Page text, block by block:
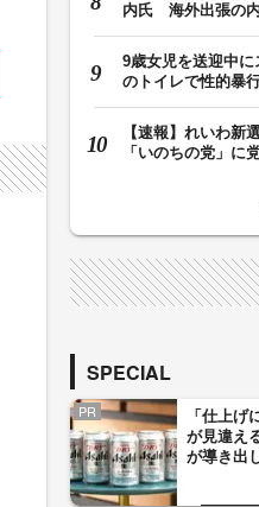
内氏 海外出張の
9歳女児を送迎中に
のトイレで性的暴
【速報】れいわ新
「いのちの党」に
SPECIAL
PR
「仕上げ
が見違え
が導き出
した「辛